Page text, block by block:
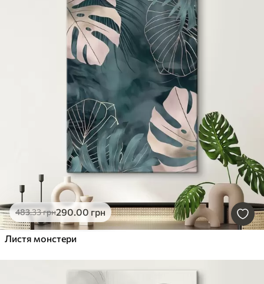
483.33грн290.00 грн
Листя монстери